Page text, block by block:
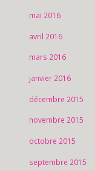
mai 2016
avril 2016
mars 2016
janvier 2016
décembre 2015
novembre 2015
octobre 2015
septembre 2015